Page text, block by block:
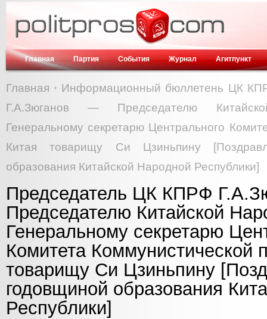
Главная Партия События Журнал Агитпункт
Главная
Информационный бюллетень ЦК
Г.А.Зюганов — Председателю
Генеральному секретарю Центрального
Китая товарищу Си Цзиньпину
образования Китайской Народной Республики]
Председатель ЦК КПРФ
Председателю Китайской
Генеральному секретарю
Комитета Коммунистической
товарищу Си Цзиньпину
годовщиной образования
Республики]